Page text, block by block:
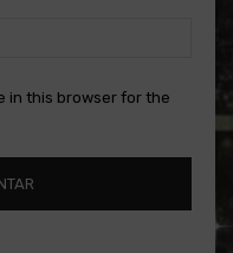
in this browser for the